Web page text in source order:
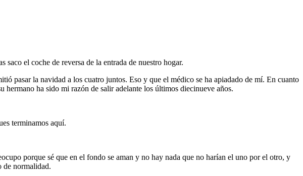
el coche de reversa de la entrada de nuestro hogar.
pasar la navidad a los cuatro juntos. Eso y que el médico se ha apiadado de mí. En cuanto
hermano ha sido mi razón de salir adelante los últimos diecinueve años.
terminamos aquí.
porque sé que en el fondo se aman y no hay nada que no harían el uno por el otro, y
de normalidad.